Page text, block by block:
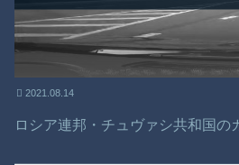
2021.08.14
ロシア連邦・チュヴァシ共和国